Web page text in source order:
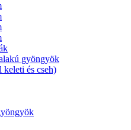
gyöngyök
és cseh)